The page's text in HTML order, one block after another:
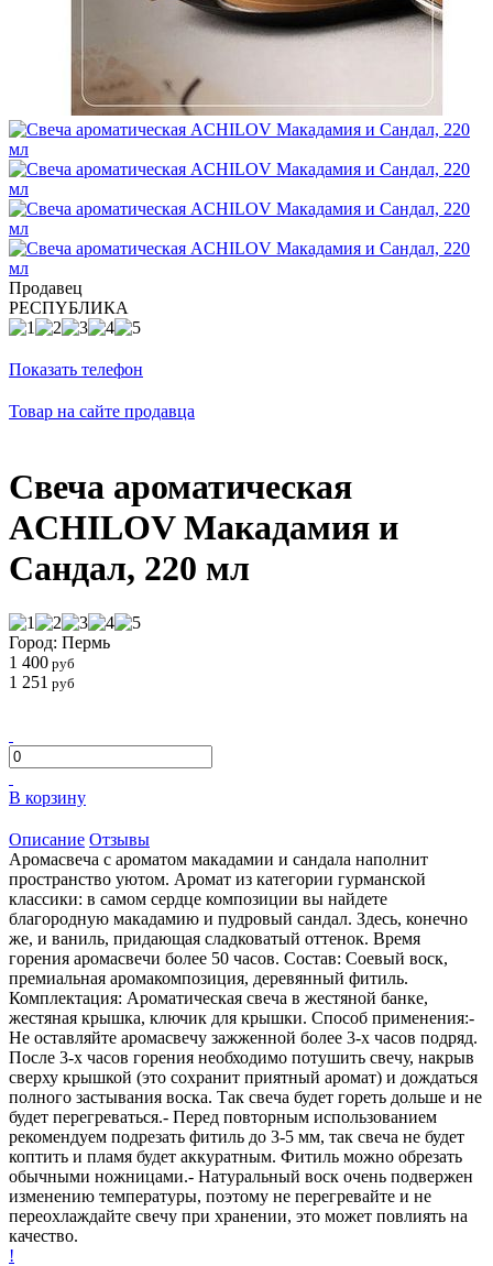
Продавец
РЕСПYБЛИКА
Показать телефон
Товар на сайте продавца
Свеча ароматическая
ACHILOV Макадамия и
Сандал, 220 мл
Город: Пермь
1 400 руб
1 251 руб
В корзину
Описание Отзывы
Аромасвеча с ароматом макадамии и сандала наполнит
пространство уютом. Аромат из категории гурманской
классики: в самом сердце композиции вы найдете
благородную макадамию и пудровый сандал. Здесь, конечно
же, и ваниль, придающая сладковатый оттенок. Время
горения аромасвечи более 50 часов. Состав: Соевый воск,
премиальная аромакомпозиция, деревянный фитиль.
Комплектация: Ароматическая свеча в жестяной банке,
жестяная крышка, ключик для крышки. Способ применения:-
Не оставляйте аромасвечу зажженной более 3-х часов подряд.
После 3-х часов горения необходимо потушить свечу, накрыв
сверху крышкой (это сохранит приятный аромат) и дождаться
полного застывания воска. Так свеча будет гореть дольше и не
будет перегреваться.- Перед повторным использованием
рекомендуем подрезать фитиль до 3-5 мм, так свеча не будет
коптить и пламя будет аккуратным. Фитиль можно обрезать
обычными ножницами.- Натуральный воск очень подвержен
изменению температуры, поэтому не перегревайте и не
переохлаждайте свечу при хранении, это может повлиять на
качество.
!